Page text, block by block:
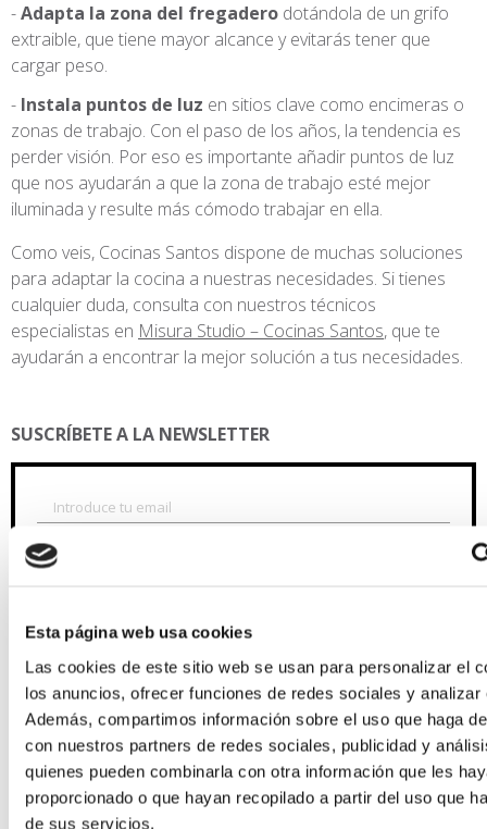
Esta página web usa cookies
Las cookies de este sitio web se usan para personalizar el
los anuncios, ofrecer funciones de redes sociales y analizar
Además, compartimos información sobre el uso que haga
con nuestros partners de redes sociales, publicidad y
quienes pueden combinarla con otra información que les
proporcionado o que hayan recopilado a partir del uso que
de sus servicios.
Adapta la zona del fregadero dotándola de un grifo
extraible, que tiene mayor alcance y evitarás tener que
cargar peso.
Instala puntos de luz en sitios clave como encimeras o
zonas de trabajo. Con el paso de los años, la tendencia es
perder visión. Por eso es importante añadir puntos de luz
que nos ayudarán a que la zona de trabajo esté mejor
iluminada y resulte más cómodo trabajar en ella.
Como veis, Cocinas Santos dispone de muchas soluciones
para adaptar la cocina a nuestras necesidades. Si tienes
cualquier duda, consulta con nuestros técnicos
especialistas en Misura Studio – Cocinas Santos, que te
ayudarán a encontrar la mejor solución a tus necesidades.
SUSCRÍBETE A LA NEWSLETTER
También quiero recibir ofertas personalizadas de
productos y servicios que Misura Benigar pueda determinar en
función de mi comportamiento y mis preferencias personales,
así como del uso que hago de los productos o servicios. (info)